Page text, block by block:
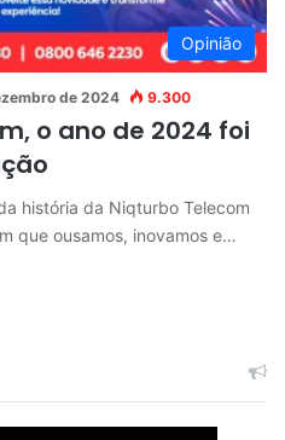
Opinião
de 2024 9.300
o ano de 2024 foi
história da Niqturbo Telecom
que ousamos, inovamos e…